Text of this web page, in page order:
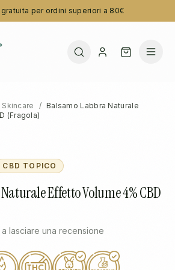
per ordini superiori a 80€
Skincare / Balsamo Labbra Naturale
(Fragola)
CBD TOPICO
Effetto Volume 4% CBD
a lasciare una recensione